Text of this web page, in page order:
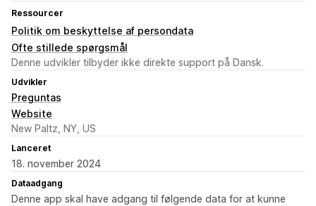
Ressourcer
Politik om beskyttelse af persondata
Ofte stillede spørgsmål
Denne udvikler tilbyder ikke direkte support på Dansk.
Udvikler
Preguntas
Website
New Paltz, NY, US
Lanceret
18. november 2024
Dataadgang
Denne app skal have adgang til følgende data for at kunne